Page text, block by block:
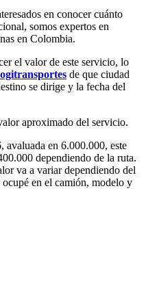
en conocer cuánto
somos expertos en
en Colombia.
el valor de este servicio, lo
de que ciudad
se dirige y la fecha del
aproximado del servicio.
en 6.000.000, este
dependiendo de la ruta.
va a variar dependiendo del
en el camión, modelo y